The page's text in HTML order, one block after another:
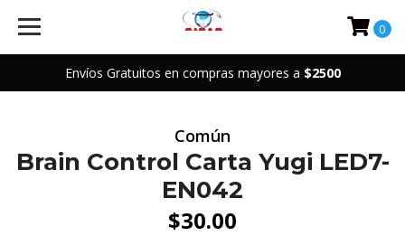
Envíos Gratuitos en compras mayores a $2500
0
Común
Brain Control Carta Yugi LED7-
EN042
$30.00